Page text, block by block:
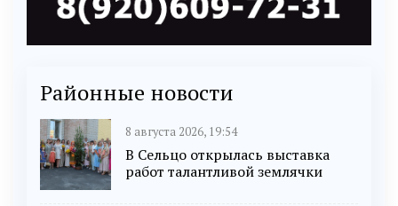
Районные новости
8 августа 2026, 19:54
В Сельцо открылась выставка
работ талантливой землячки